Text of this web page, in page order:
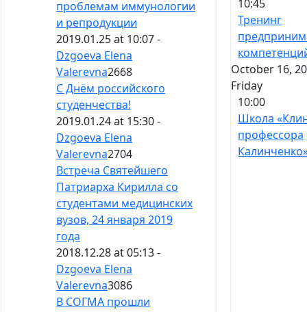
проблемам иммунологии
и репродукции
2019.01.25 at 10:07 -
Dzgoeva Elena
Valerevna2668
С Днём российского
студенчества!
2019.01.24 at 15:30 -
Dzgoeva Elena
Valerevna2704
Встреча Святейшего
Патриарха Кирилла со
студентами медицинских
вузов, 24 января 2019
года
2018.12.28 at 05:13 -
Dzgoeva Elena
Valerevna3086
В СОГМА прошли
10:45
Тренинг
October 16,
Friday
10:00
Школа
профессора